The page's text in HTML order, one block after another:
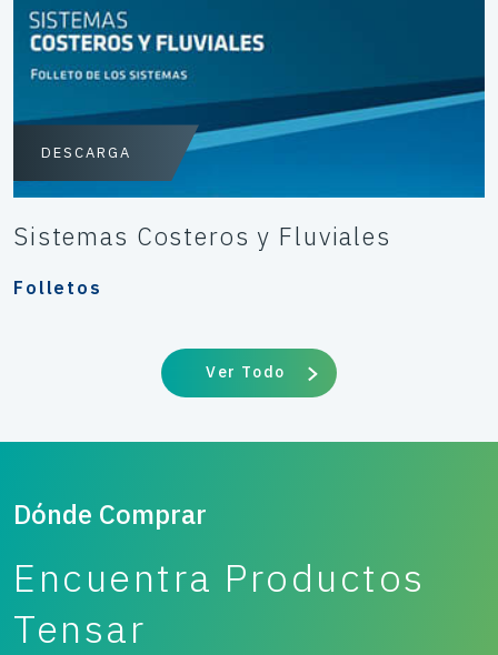
DESCARGA
Sistemas Costeros y Fluviales
Folletos
Ver Todo
Dónde Comprar
Encuentra Productos
Tensar